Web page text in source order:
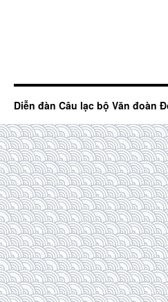
Diễn đàn Câu lạc bộ Văn đoàn